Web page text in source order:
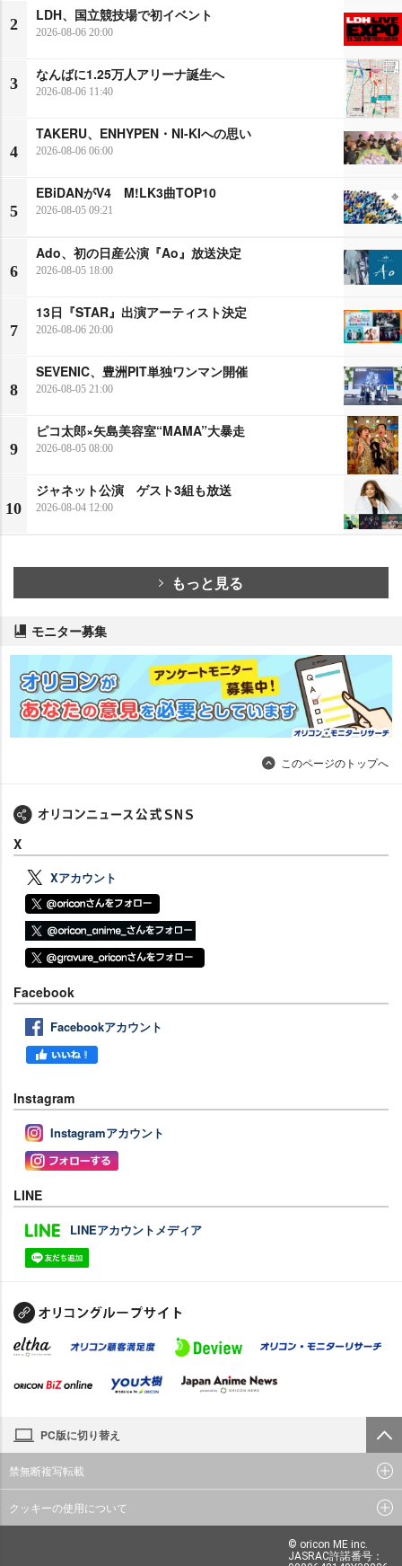
2
LDH、国立競技場で初イベント
2026-08-06 20:00
3
なんばに1.25万人アリーナ誕生へ
2026-08-06 11:40
4
TAKERU、ENHYPEN・NI-KIへの思い
2026-08-06 06:00
5
EBiDANがV4 M!LK3曲TOP10
2026-08-05 09:21
6
Ado、初の日産公演『Ao』放送決定
2026-08-05 18:00
7
13日『STAR』出演アーティスト決定
2026-08-06 20:00
8
SEVENIC、豊洲PIT単独ワンマン開催
2026-08-05 21:00
9
ピコ太郎×矢島美容室“MAMA”大暴走
2026-08-05 08:00
10
ジャネット公演 ゲスト3組も放送
2026-08-04 12:00
もっと見る
モニター募集
このページのトップへ
X
Xアカウント
Facebook
Facebookアカウント
Instagram
Instagramアカウント
LINE
LINEアカウントメディア
PC版に切り替え
禁無断複写転載
クッキーの使用について
© oricon ME inc.
JASRAC許諾番号：